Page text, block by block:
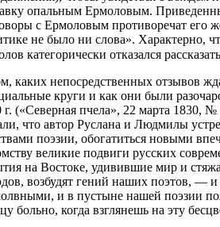
опальным Ермоловым.
с Ермоловым противоречат его
не было ни слова». Характерно,
категорически отказался
каких непосредственных отзывов
круги и как они были
г. («Северная пчела», 22 марта
что автор Руслана и Людмилы
поэзии, обогатиться новыми
великие подвиги русских
на Востоке, удивившие мир и
возбудят гений наших поэтов, —
и в пустыне нашей поэзии
больно, когда взглянешь на эту